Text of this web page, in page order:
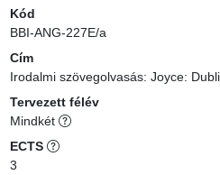
Kód
BBI-ANG-227E/a
Cím
Irodalmi szövegolvasás: Joyce:
Tervezett félév
Mindkét
ECTS
3